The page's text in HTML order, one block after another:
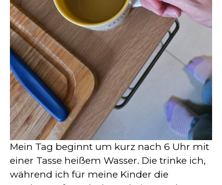
Mein Tag beginnt um kurz nach 6 Uhr mit
einer Tasse heißem Wasser. Die trinke ich,
während ich für meine Kinder die